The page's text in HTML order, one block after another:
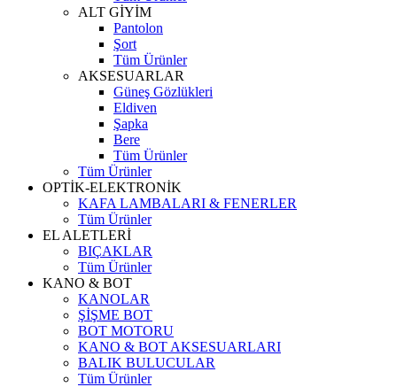
ALT GİYİM
Pantolon
Şort
Tüm Ürünler
AKSESUARLAR
Güneş Gözlükleri
Eldiven
Şapka
Bere
Tüm Ürünler
Tüm Ürünler
OPTİK-ELEKTRONİK
KAFA LAMBALARI & FENERLER
Tüm Ürünler
EL ALETLERİ
BIÇAKLAR
Tüm Ürünler
KANO & BOT
KANOLAR
ŞİŞME BOT
BOT MOTORU
KANO & BOT AKSESUARLARI
BALIK BULUCULAR
Tüm Ürünler